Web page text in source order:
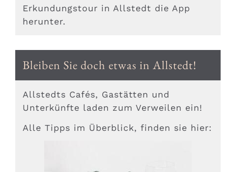
Erkundungstour in Allstedt die App
herunter.
Bleiben Sie doch etwas in Allstedt!
Allstedts Cafés, Gastätten und
Unterkünfte laden zum Verweilen ein!
Alle Tipps im Überblick, finden sie hier: